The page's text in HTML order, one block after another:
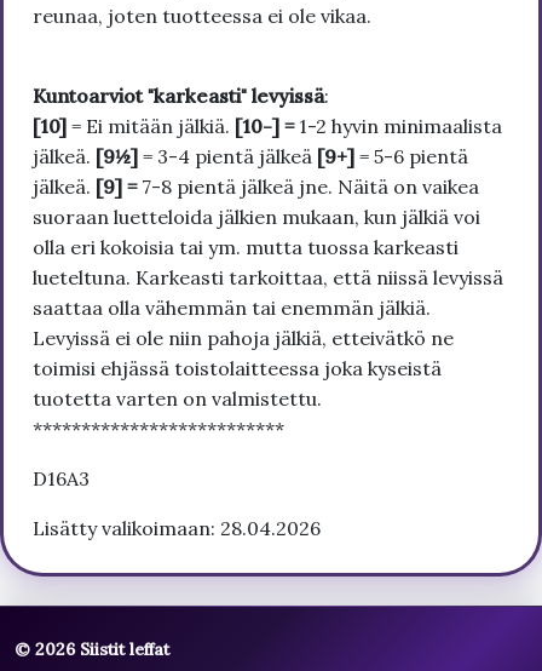
reunaa, joten tuotteessa ei ole vikaa.
Kuntoarviot "karkeasti" levyissä:
[10] = Ei mitään jälkiä. [10-] = 1-2 hyvin minimaalista
jälkeä. [9½] = 3-4 pientä jälkeä [9+] = 5-6 pientä
jälkeä. [9] = 7-8 pientä jälkeä jne. Näitä on vaikea
suoraan luetteloida jälkien mukaan, kun jälkiä voi
olla eri kokoisia tai ym. mutta tuossa karkeasti
lueteltuna. Karkeasti tarkoittaa, että niissä levyissä
saattaa olla vähemmän tai enemmän jälkiä.
Levyissä ei ole niin pahoja jälkiä, etteivätkö ne
toimisi ehjässä toistolaitteessa joka kyseistä
tuotetta varten on valmistettu.
**************************
D16A3
Lisätty valikoimaan: 28.04.2026
© 2026 Siistit leffat